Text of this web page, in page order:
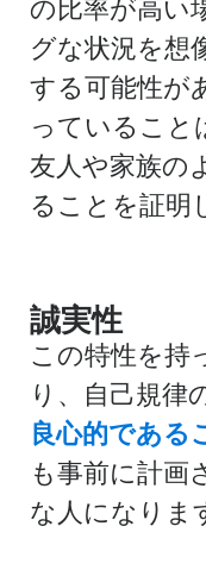
の比率が高い
グな状況を想
する可能性が
っていること
友人や家族の
ることを証明
誠実性
この特性を持
り、自己規律
良心的である
も事前に計画
な人になりま